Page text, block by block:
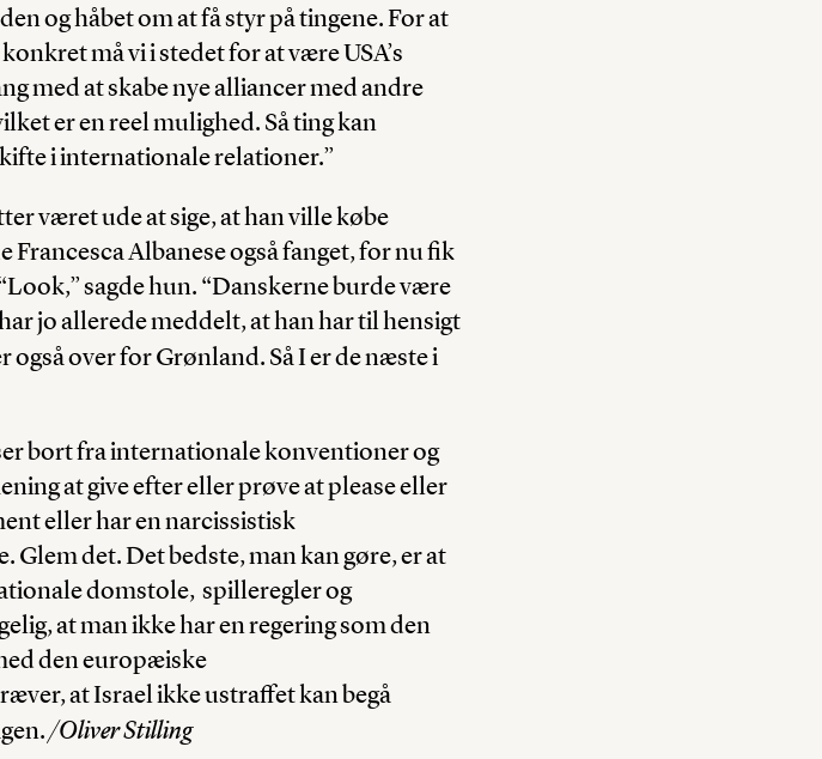
og håbet om at få styr på tingene. For at
må vi i stedet for at være USA’s
med at skabe nye alliancer med andre
er en reel mulighed. Så ting kan
i internationale relationer.”
været ude at sige, at han ville købe
Albanese også fanget, for nu fik
sagde hun. “Danskerne burde være
jo allerede meddelt, at han har til hensigt
også over for Grønland. Så I er de næste i
bort fra internationale konventioner og
at give efter eller prøve at please eller
eller har en narcissistisk
det. Det bedste, man kan gøre, er at
domstole, spilleregler og
at man ikke har en regering som den
den europæiske
at Israel ikke ustraffet kan begå
/Oliver Stilling